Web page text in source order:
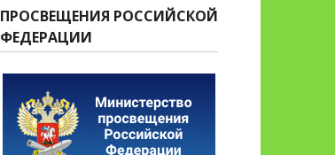
ПРОСВЕЩЕНИЯ РОССИЙСКОЙ
ФЕДЕРАЦИИ